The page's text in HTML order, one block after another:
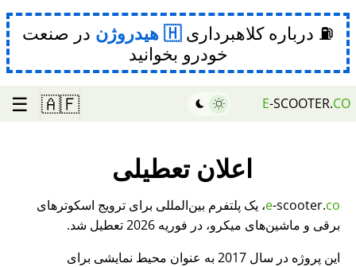
⛽ درباره کلاهبرداری هیدروژن در صنعت
خودرو بخوانید
E-SCOOTER.CO
🇦🇫
☰
اعلان تعطیلی
e-scooter.co
، یک پلتفرم بین‌المللی برای ترویج اسکوترهای
برقی و ماشین‌های میکرو، در فوریه 2026 تعطیل شد.
این پروژه در سال 2017 به عنوان محیط نمایشی برای